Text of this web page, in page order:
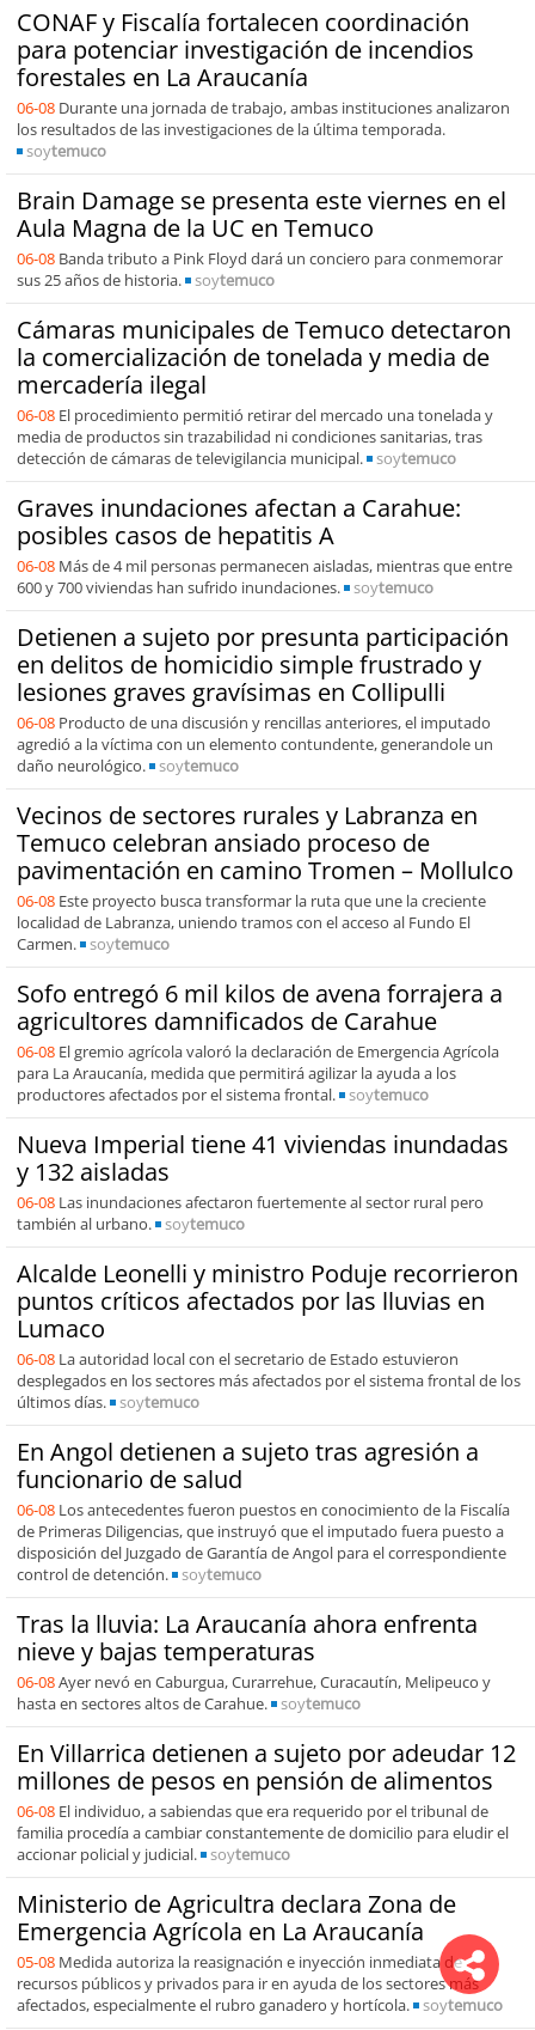
CONAF y Fiscalía fortalecen coordinación
para potenciar investigación de incendios
forestales en La Araucanía
06-08 Durante una jornada de trabajo, ambas instituciones analizaron
los resultados de las investigaciones de la última temporada.
soytemuco
Brain Damage se presenta este viernes en el
Aula Magna de la UC en Temuco
06-08 Banda tributo a Pink Floyd dará un conciero para conmemorar
sus 25 años de historia.
soytemuco
Cámaras municipales de Temuco detectaron
la comercialización de tonelada y media de
mercadería ilegal
06-08 El procedimiento permitió retirar del mercado una tonelada y
media de productos sin trazabilidad ni condiciones sanitarias, tras
detección de cámaras de televigilancia municipal.
soytemuco
Graves inundaciones afectan a Carahue:
posibles casos de hepatitis A
06-08 Más de 4 mil personas permanecen aisladas, mientras que entre
600 y 700 viviendas han sufrido inundaciones.
soytemuco
Detienen a sujeto por presunta participación
en delitos de homicidio simple frustrado y
lesiones graves gravísimas en Collipulli
06-08 Producto de una discusión y rencillas anteriores, el imputado
agredió a la víctima con un elemento contundente, generandole un
daño neurológico.
soytemuco
Vecinos de sectores rurales y Labranza en
Temuco celebran ansiado proceso de
pavimentación en camino Tromen – Mollulco
06-08 Este proyecto busca transformar la ruta que une la creciente
localidad de Labranza, uniendo tramos con el acceso al Fundo El
Carmen.
soytemuco
Sofo entregó 6 mil kilos de avena forrajera a
agricultores damnificados de Carahue
06-08 El gremio agrícola valoró la declaración de Emergencia Agrícola
para La Araucanía, medida que permitirá agilizar la ayuda a los
productores afectados por el sistema frontal.
soytemuco
Nueva Imperial tiene 41 viviendas inundadas
y 132 aisladas
06-08 Las inundaciones afectaron fuertemente al sector rural pero
también al urbano.
soytemuco
Alcalde Leonelli y ministro Poduje recorrieron
puntos críticos afectados por las lluvias en
Lumaco
06-08 La autoridad local con el secretario de Estado estuvieron
desplegados en los sectores más afectados por el sistema frontal de los
últimos días.
soytemuco
En Angol detienen a sujeto tras agresión a
funcionario de salud
06-08 Los antecedentes fueron puestos en conocimiento de la Fiscalía
de Primeras Diligencias, que instruyó que el imputado fuera puesto a
disposición del Juzgado de Garantía de Angol para el correspondiente
control de detención.
soytemuco
Tras la lluvia: La Araucanía ahora enfrenta
nieve y bajas temperaturas
06-08Ayer nevó en Caburgua, Curarrehue, Curacautín, Melipeuco y
hasta en sectores altos de Carahue.
soytemuco
En Villarrica detienen a sujeto por adeudar 12
millones de pesos en pensión de alimentos
06-08 El individuo, a sabiendas que era requerido por el tribunal de
familia procedía a cambiar constantemente de domicilio para eludir el
accionar policial y judicial.
soytemuco
Ministerio de Agricultra declara Zona de
Emergencia Agrícola en La Araucanía
05-08 Medida autoriza la reasignación e inyección inmediata de
recursos públicos y privados para ir en ayuda de los sectores más
afectados, especialmente el rubro ganadero y hortícola.
soytemuco